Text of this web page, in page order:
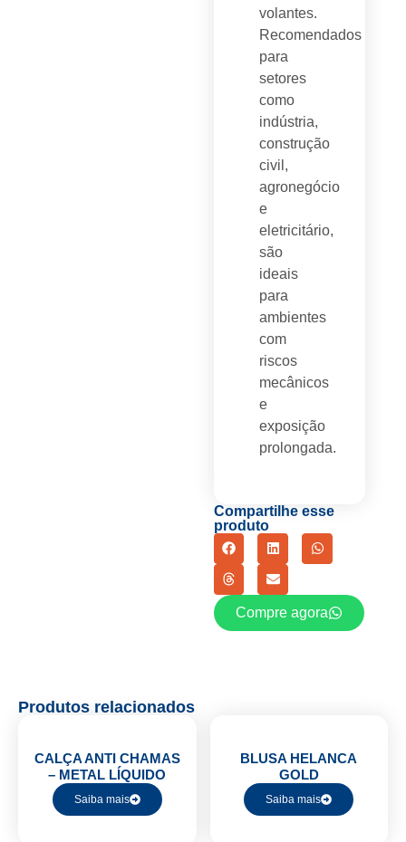
volantes.
Recomendados
para
setores
como
indústria,
construção
civil,
agronegócio
e
eletricitário,
são
ideais
para
ambientes
com
riscos
mecânicos
e
exposição
prolongada.
Compartilhe esse
produto
Compre agora
Produtos relacionados
CALÇA ANTI CHAMAS
– METAL LÍQUIDO
Saiba mais
BLUSA HELANCA
GOLD
Saiba mais